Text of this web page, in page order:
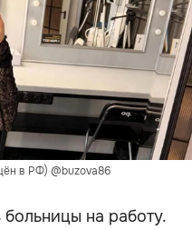
в РФ) @buzova86
на работу.